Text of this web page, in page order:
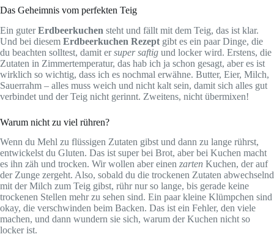
Das Geheimnis vom perfekten Teig
Ein guterErdbeerkuchen steht und fällt mit dem Teig, das ist klar.
Und bei diesem Erdbeerkuchen Rezept gibt es ein paar Dinge, die
du beachten solltest, damit ersuper saftig und locker wird. Erstens, die
Zutaten in Zimmertemperatur, das hab ich ja schon gesagt, aber es ist
wirklich so wichtig, dass ich es nochmal erwähne. Butter, Eier, Milch,
Sauerrahm – alles muss weich und nicht kalt sein, damit sich alles gut
verbindet und der Teig nicht gerinnt. Zweitens, nicht übermixen!
Warum nicht zu viel rühren?
Wenn du Mehl zu flüssigen Zutaten gibst und dann zu lange rührst,
entwickelst du Gluten. Das ist super bei Brot, aber bei Kuchen macht
es ihn zäh und trocken. Wir wollen aber einen zarten Kuchen, der auf
der Zunge zergeht. Also, sobald du die trockenen Zutaten abwechselnd
mit der Milch zum Teig gibst, rühr nur so lange, bis gerade keine
trockenen Stellen mehr zu sehen sind. Ein paar kleine Klümpchen sind
okay, die verschwinden beim Backen. Das ist ein Fehler, den viele
machen, und dann wundern sie sich, warum der Kuchen nicht so
locker ist.